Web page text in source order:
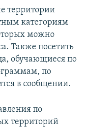
территории
категориям
можно
Также посетить
обучающиеся по
по
в сообщении.
по
территорий